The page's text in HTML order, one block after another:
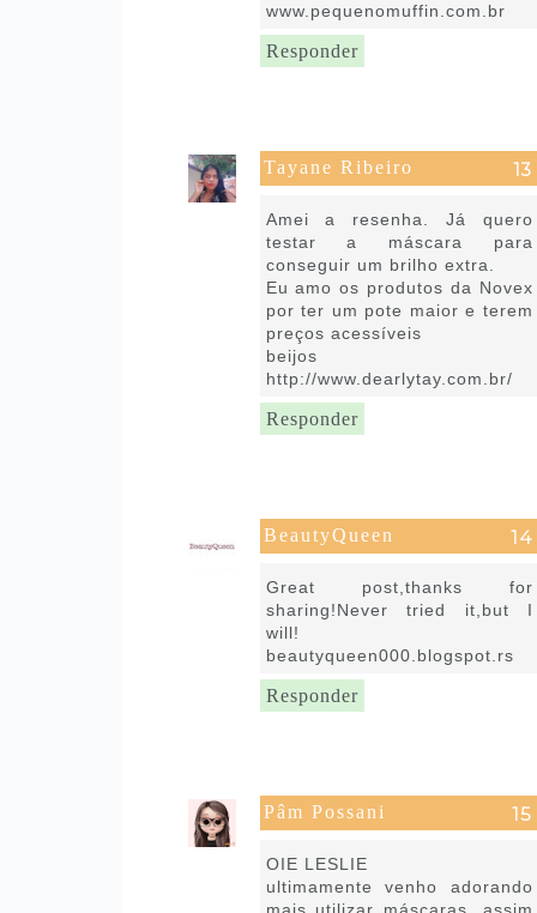
www.pequenomuffin.com.br
Responder
Tayane Ribeiro
Amei a resenha. Já quero
testar a máscara para
conseguir um brilho extra.
Eu amo os produtos da Novex
por ter um pote maior e terem
preços acessíveis
beijos
http://www.dearlytay.com.br/
Responder
BeautyQueen
Great post,thanks for
sharing!Never tried it,but I
will!
beautyqueen000.blogspot.rs
Responder
Pâm Possani
OIE LESLIE
ultimamente venho adorando